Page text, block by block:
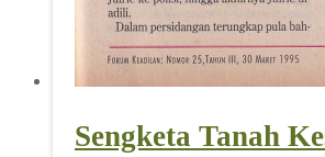
Sengketa Tanah